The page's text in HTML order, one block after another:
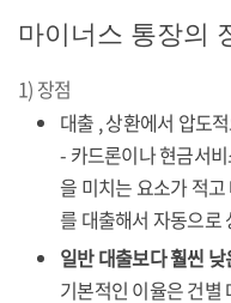
마이너스 통장의
1) 장점
대출 , 상환에서 압도
- 카드론이나 현금서
을 미치는 요소가 적
를 대출해서 자동으로
일반 대출보다 훨씬
기본적인 이율은 건별